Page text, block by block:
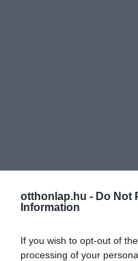
otthonlap.hu - Do Not
Information
If you wish to opt-out of
processing of your